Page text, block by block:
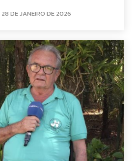
28 DE JANEIRO DE 2026